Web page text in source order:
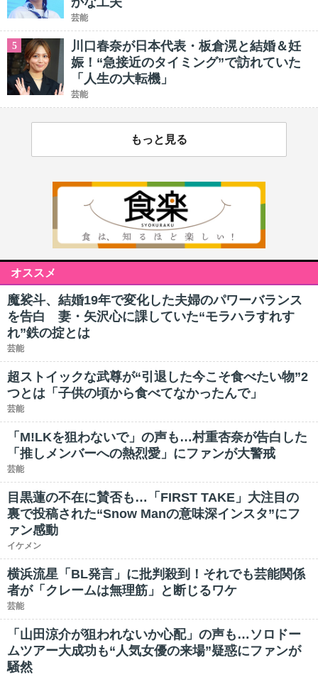
芸能
5
川口春奈が日本代表・板倉滉と結婚＆妊
娠！“急接近のタイミング”で訪れていた
「人生の大転機」
芸能
もっと見る
オススメ
魔裟斗、結婚19年で変化した夫婦のパワーバランス
を告白 妻・矢沢心に課していた“モラハラすれす
れ”鉄の掟とは
芸能
超ストイックな武尊が“引退した今こそ食べたい物”2
つとは「子供の頃から食べてなかったんで」
芸能
「M!LKを狙わないで」の声も…村重杏奈が告白した
「推しメンバーへの熱烈愛」にファンが大警戒
芸能
目黒蓮の不在に賛否も…「FIRST TAKE」大注目の
裏で投稿された“Snow Manの意味深インスタ”にフ
ァン感動
イケメン
横浜流星「BL発言」に批判殺到！それでも芸能関係
者が「クレームは無理筋」と断じるワケ
芸能
「山田涼介が狙われないか心配」の声も…ソロドー
ムツアー大成功も“人気女優の来場”疑惑にファンが
騒然